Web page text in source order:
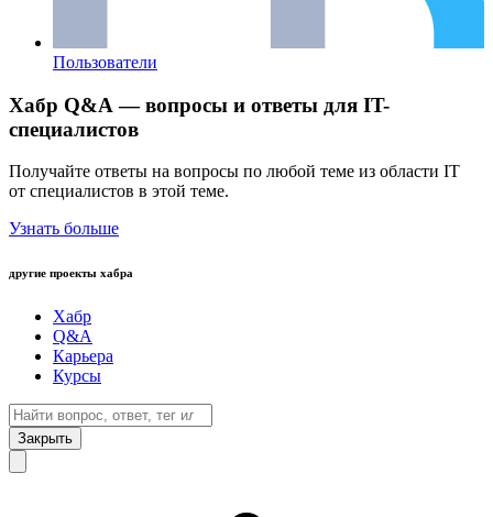
Пользователи
Хабр Q&A — вопросы и ответы для IT-
специалистов
Получайте ответы на вопросы по любой теме из области IT
от специалистов в этой теме.
Узнать больше
другие проекты хабра
Хабр
Q&A
Карьера
Курсы
Закрыть